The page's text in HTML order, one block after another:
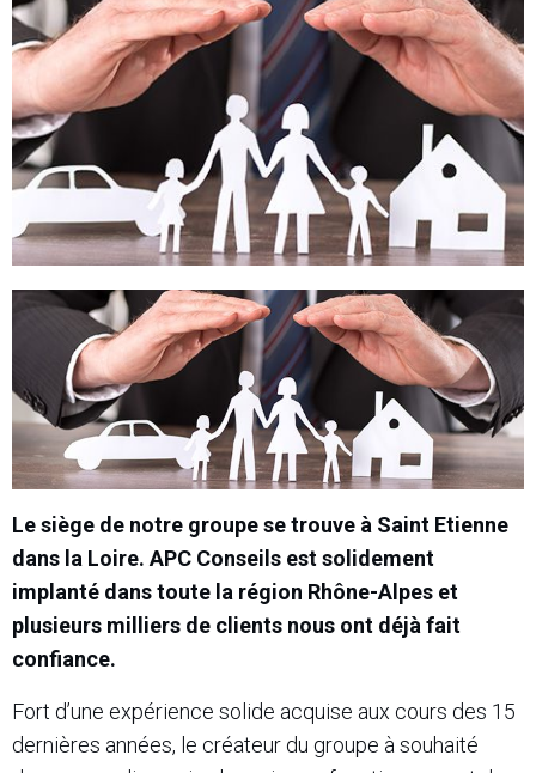
Le siège de notre groupe se trouve à Saint Etienne
dans la Loire. APC Conseils est solidement
implanté dans toute la région Rhône-Alpes et
plusieurs milliers de clients nous ont déjà fait
confiance.
Fort d’une expérience solide acquise aux cours des 15
dernières années, le créateur du groupe à souhaité